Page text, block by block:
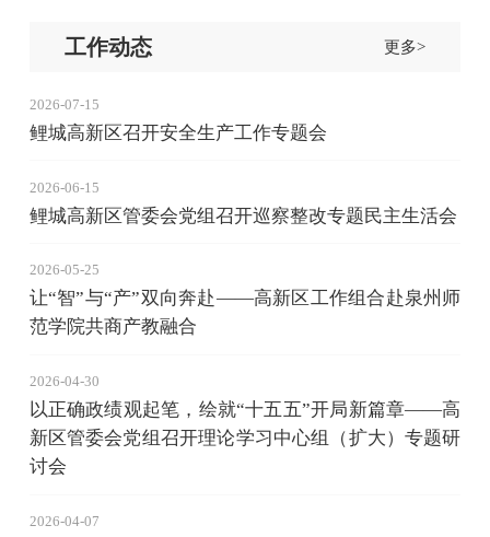
工作动态 更多>
2026-07-15
鲤城高新区召开安全生产工作专题会
2026-06-15
鲤城高新区管委会党组召开巡察整改专题民主生活会
2026-05-25
让“智”与“产”双向奔赴——高新区工作组合赴泉州师
范学院共商产教融合
2026-04-30
以正确政绩观起笔，绘就“十五五”开局新篇章——高
新区管委会党组召开理论学习中心组（扩大）专题研
讨会
2026-04-07